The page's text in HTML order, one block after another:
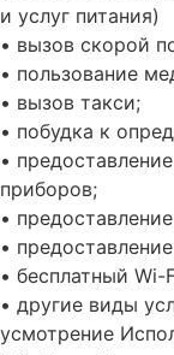
и услуг питания)
• вызов скорой
• пользование
• вызов такси;
• побудка к
•
приборов;
•
•
• бесплатный Wi-
• другие виды
усмотрение